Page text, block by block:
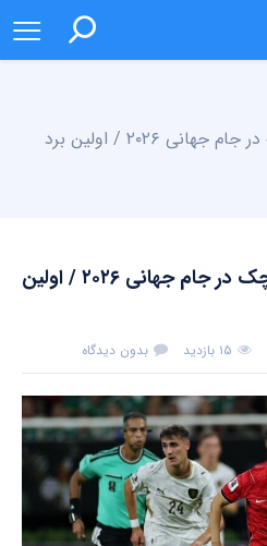
کامبک کره جنوبی مقابل چک در جام جهانی ۲۰۲۶ / اولین برد
کامبک کره جنوبی مقابل چک در جام جهانی ۲۰۲۶ / اولین
۱۵ بازدید بدون دیدگاه